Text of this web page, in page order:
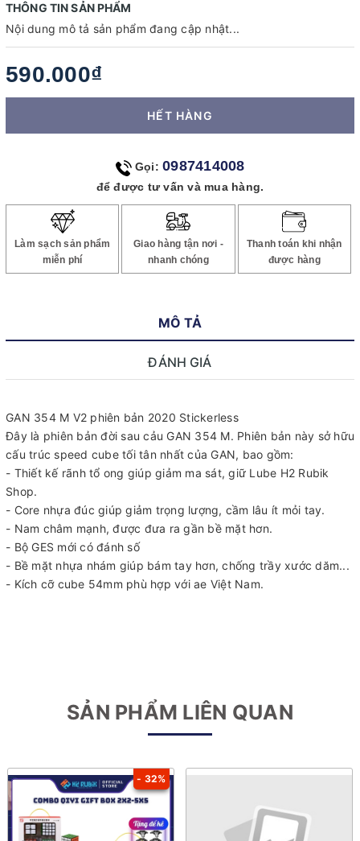
THÔNG TIN SẢN PHẨM
Nội dung mô tả sản phẩm đang cập nhật...
590.000₫
HẾT HÀNG
Gọi: 0987414008
để được tư vấn và mua hàng.
Làm sạch sản phẩm
miễn phí
Giao hàng tận nơi -
nhanh chóng
Thanh toán khi nhận
được hàng
MÔ TẢ
ĐÁNH GIÁ
GAN 354 M V2 phiên bản 2020 Stickerless
Đây là phiên bản đời sau cảu GAN 354 M. Phiên bản này sở hữu
cấu trúc speed cube tối tân nhất của GAN, bao gồm:
- Thiết kế rãnh tổ ong giúp giảm ma sát, giữ Lube H2 Rubik
Shop.
- Core nhựa đúc giúp giảm trọng lượng, cầm lâu ít mỏi tay.
- Nam châm mạnh, được đưa ra gần bề mặt hơn.
- Bộ GES mới có đánh số
- Bề mặt nhựa nhám giúp bám tay hơn, chống trầy xước dăm...
- Kích cỡ cube 54mm phù hợp với ae Việt Nam.
SẢN PHẨM LIÊN QUAN
- 32%